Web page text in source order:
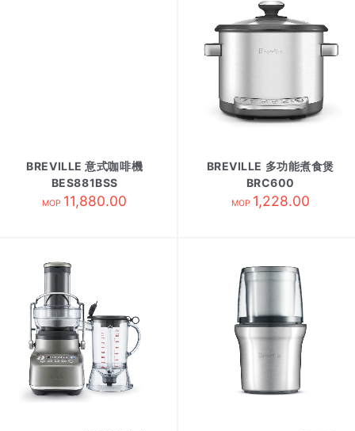
BREVILLE 意式咖啡機
BES881BSS
MOP 11,880.00
BREVILLE 多功能煮食煲
BRC600
MOP 1,228.00